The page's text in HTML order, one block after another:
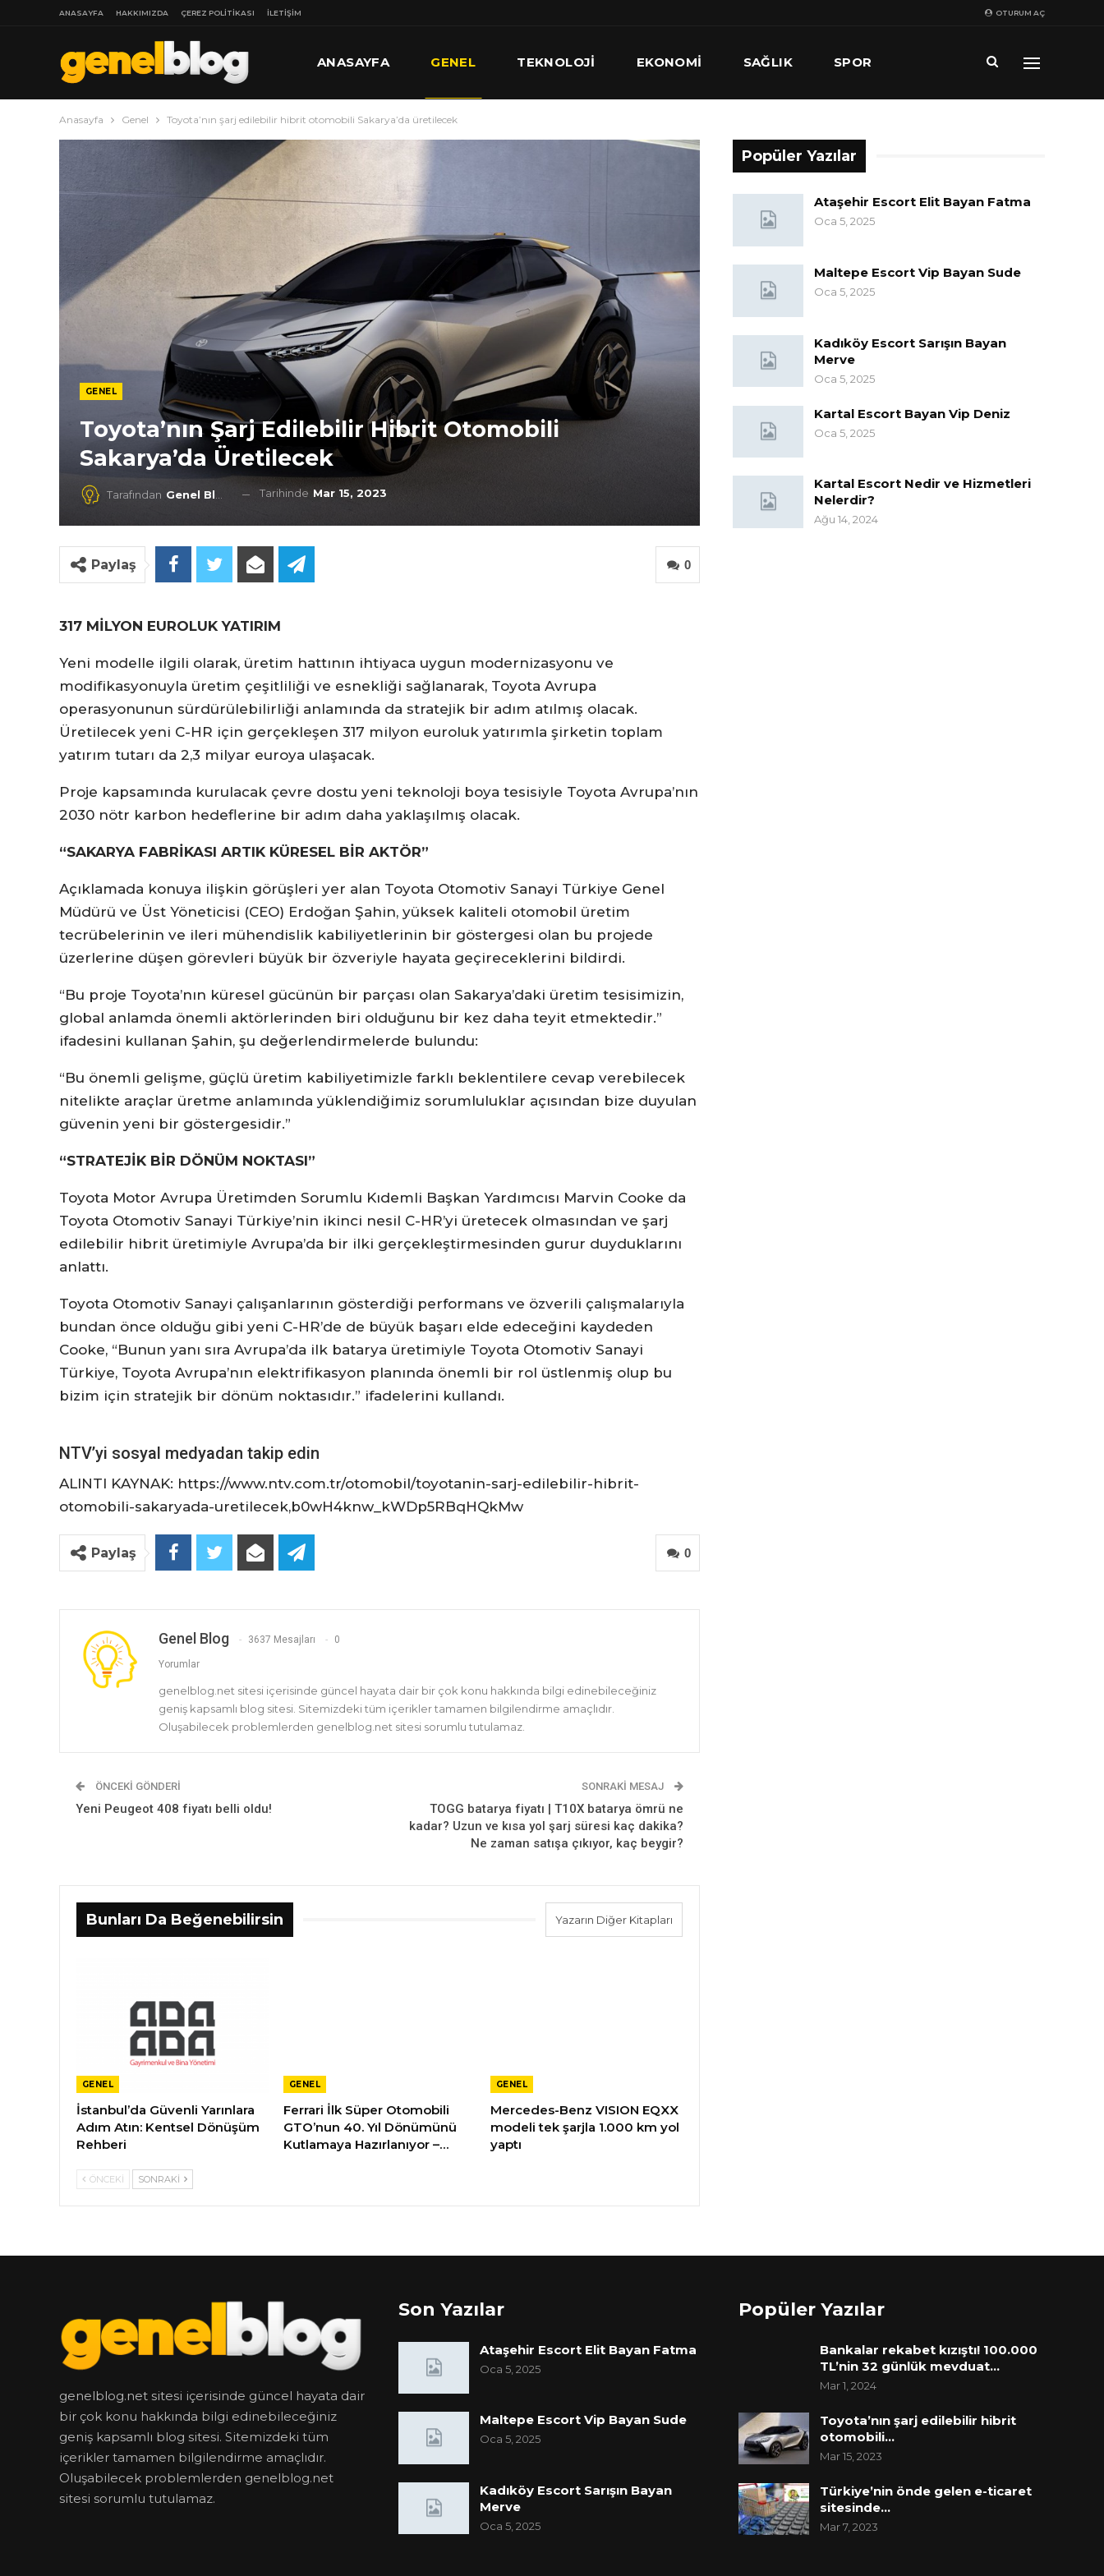
OTURUM AÇ
ANASAYFA HAKKIMIZDA ÇEREZ POLITIKASI İLETIŞIM
ANASAYFA GENEL TEKNOLOJI EKONOMI SAĞLIK SPOR
Anasayfa Genel Toyota’nın şarj edilebilir hibrit otomobili Sakarya’da üretilecek
GENEL
Toyota’nın Şarj Edilebilir Hibrit Otomobili
Sakarya’da Üretilecek
Tarafından Genel Blog Tarihinde Mar 15, 2023
0
Paylaş
317 MİLYON EUROLUK YATIRIM
Yeni modelle ilgili olarak, üretim hattının ihtiyaca uygun modernizasyonu ve
modifikasyonuyla üretim çeşitliliği ve esnekliği sağlanarak, Toyota Avrupa
operasyonunun sürdürülebilirliği anlamında da stratejik bir adım atılmış olacak.
Üretilecek yeni C-HR için gerçekleşen 317 milyon euroluk yatırımla şirketin toplam
yatırım tutarı da 2,3 milyar euroya ulaşacak.
Proje kapsamında kurulacak çevre dostu yeni teknoloji boya tesisiyle Toyota Avrupa’nın
2030 nötr karbon hedeflerine bir adım daha yaklaşılmış olacak.
“SAKARYA FABRİKASI ARTIK KÜRESEL BİR AKTÖR”
Açıklamada konuya ilişkin görüşleri yer alan Toyota Otomotiv Sanayi Türkiye Genel
Müdürü ve Üst Yöneticisi (CEO) Erdoğan Şahin, yüksek kaliteli otomobil üretim
tecrübelerinin ve ileri mühendislik kabiliyetlerinin bir göstergesi olan bu projede
üzerlerine düşen görevleri büyük bir özveriyle hayata geçireceklerini bildirdi.
“Bu proje Toyota’nın küresel gücünün bir parçası olan Sakarya’daki üretim tesisimizin,
global anlamda önemli aktörlerinden biri olduğunu bir kez daha teyit etmektedir.”
ifadesini kullanan Şahin, şu değerlendirmelerde bulundu:
“Bu önemli gelişme, güçlü üretim kabiliyetimizle farklı beklentilere cevap verebilecek
nitelikte araçlar üretme anlamında yüklendiğimiz sorumluluklar açısından bize duyulan
güvenin yeni bir göstergesidir.”
“STRATEJİK BİR DÖNÜM NOKTASI”
Toyota Motor Avrupa Üretimden Sorumlu Kıdemli Başkan Yardımcısı Marvin Cooke da
Toyota Otomotiv Sanayi Türkiye’nin ikinci nesil C-HR’yi üretecek olmasından ve şarj
edilebilir hibrit üretimiyle Avrupa’da bir ilki gerçekleştirmesinden gurur duyduklarını
anlattı.
Toyota Otomotiv Sanayi çalışanlarının gösterdiği performans ve özverili çalışmalarıyla
bundan önce olduğu gibi yeni C-HR’de de büyük başarı elde edeceğini kaydeden
Cooke, “Bunun yanı sıra Avrupa’da ilk batarya üretimiyle Toyota Otomotiv Sanayi
Türkiye, Toyota Avrupa’nın elektrifikasyon planında önemli bir rol üstlenmiş olup bu
bizim için stratejik bir dönüm noktasıdır.” ifadelerini kullandı.
NTV’yi sosyal medyadan takip edin
ALINTI KAYNAK: https://www.ntv.com.tr/otomobil/toyotanin-sarj-edilebilir-hibrit-
otomobili-sakaryada-uretilecek,b0wH4knw_kWDp5RBqHQkMw
0
Paylaş
Genel Blog 3637 Mesajları 0
Yorumlar
genelblog.net sitesi içerisinde güncel hayata dair bir çok konu hakkında bilgi edinebileceğiniz
geniş kapsamlı blog sitesi. Sitemizdeki tüm içerikler tamamen bilgilendirme amaçlıdır.
Oluşabilecek problemlerden genelblog.net sitesi sorumlu tutulamaz.
ÖNCEKI GÖNDERI
Yeni Peugeot 408 fiyatı belli oldu!
SONRAKI MESAJ
TOGG batarya fiyatı | T10X batarya ömrü ne
kadar? Uzun ve kısa yol şarj süresi kaç dakika?
Ne zaman satışa çıkıyor, kaç beygir?
Bunları Da Beğenebilirsin Yazarın Diğer Kitapları
GENEL
İstanbul’da Güvenli Yarınlara
Adım Atın: Kentsel Dönüşüm
Rehberi
GENEL
Ferrari İlk Süper Otomobili
GTO’nun 40. Yıl Dönümünü
Kutlamaya Hazırlanıyor –…
GENEL
Mercedes-Benz VISION EQXX
modeli tek şarjla 1.000 km yol
yaptı
ÖNCEKI SONRAKI
Popüler Yazılar
Ataşehir Escort Elit Bayan Fatma
Oca 5, 2025
Maltepe Escort Vip Bayan Sude
Oca 5, 2025
Kadıköy Escort Sarışın Bayan
Merve
Oca 5, 2025
Kartal Escort Bayan Vip Deniz
Oca 5, 2025
Kartal Escort Nedir ve Hizmetleri
Nelerdir?
Ağu 14, 2024
genelblog.net sitesi içerisinde güncel hayata dair
bir çok konu hakkında bilgi edinebileceğiniz
geniş kapsamlı blog sitesi. Sitemizdeki tüm
içerikler tamamen bilgilendirme amaçlıdır.
Oluşabilecek problemlerden genelblog.net
sitesi sorumlu tutulamaz.
Son Yazılar
Ataşehir Escort Elit Bayan Fatma
Oca 5, 2025
Maltepe Escort Vip Bayan Sude
Oca 5, 2025
Kadıköy Escort Sarışın Bayan
Merve
Oca 5, 2025
Popüler Yazılar
Bankalar rekabet kızıştı! 100.000
TL’nin 32 günlük mevduat…
Mar 1, 2024
Toyota’nın şarj edilebilir hibrit
otomobili…
Mar 15, 2023
Türkiye’nin önde gelen e-ticaret
sitesinde…
Mar 7, 2023